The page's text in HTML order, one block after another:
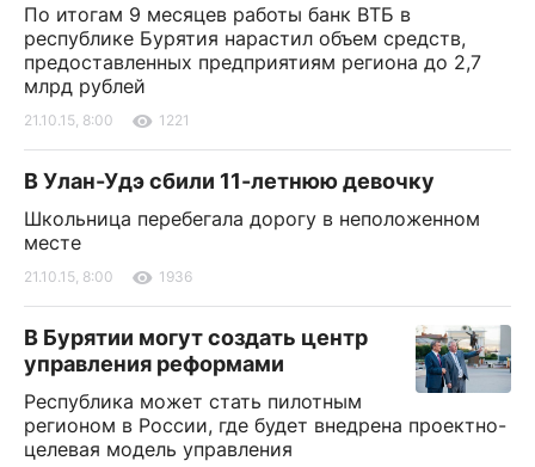
По итогам 9 месяцев работы банк ВТБ в
республике Бурятия нарастил объем средств,
предоставленных предприятиям региона до 2,7
млрд рублей
21.10.15, 8:00 1221
В Улан-Удэ сбили 11-летнюю девочку
Школьница перебегала дорогу в неположенном
месте
21.10.15, 8:00 1936
В Бурятии могут создать центр
управления реформами
Республика может стать пилотным
регионом в России, где будет внедрена проектно-
целевая модель управления